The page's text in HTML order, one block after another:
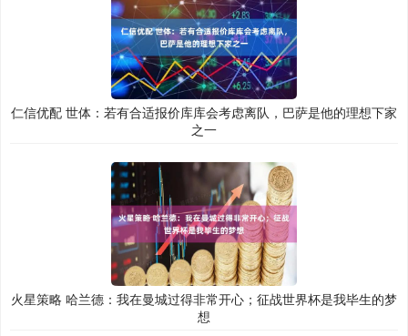
仁信优配 世体：若有合适报价库库会考虑离队，巴萨是他的理想下家
之一
火星策略 哈兰德：我在曼城过得非常开心；征战世界杯是我毕生的梦
想